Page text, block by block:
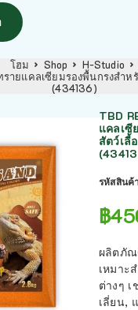
โฮม Shop
H-Studio
รายแคลเซียมรองพื้นกรงสำ
(434136)
TBD
แคลเซี
สัตว์เลี้
รหัสสิน
฿
ผลิตภั
เหมาะ
ต่างๆ เ
เลี่ยน,